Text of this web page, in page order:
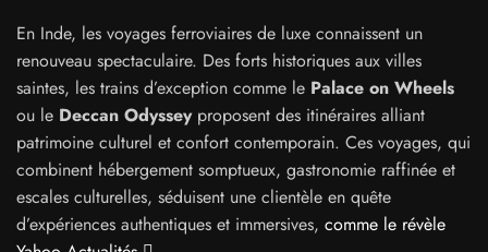
En Inde, les voyages ferroviaires de luxe connaissent un
renouveau spectaculaire. Des forts historiques aux villes
saintes, les trains d’exception comme le Palace on Wheels
ou le Deccan Odysseyproposent des itinéraires alliant
patrimoine culturel et confort contemporain. Ces voyages, qui
combinent hébergement somptueux, gastronomie raffinée et
escales culturelles, séduisent une clientèle en quête
d’expériences authentiques et immersives, comme le révèle